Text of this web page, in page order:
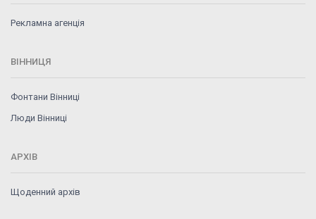
Рекламна агенція
ВІННИЦЯ
Фонтани Вінниці
Люди Вінниці
АРХІВ
Щоденний архів